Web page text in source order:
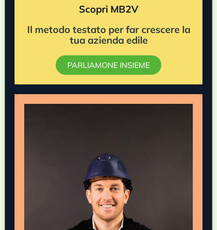
Scopri MB2V
Il metodo testato per far crescere la
tua azienda edile
PARLIAMONE INSIEME